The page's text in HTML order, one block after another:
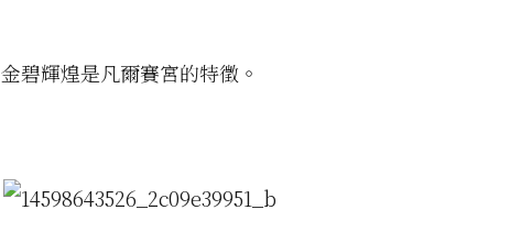
金碧輝煌是凡爾賽宮的特徵。